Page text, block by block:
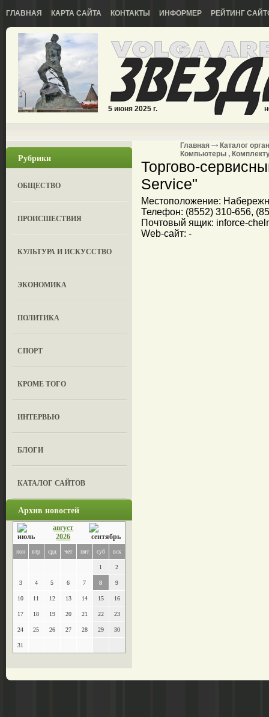
ГЛАВНАЯ КАРТА САЙТА КОНТАКТЫ ИНФОРМЕР РЕЙТИНГ
5 июня 2025 г.
Рубрики
ОБЩЕСТВО
ПРОИСШЕСТВИЯ
КУЛЬТУРА И ИСКУССТВО
ЭКОНОМИКА
ПОЛИТИКА
СПОРТ
КРОМЕ ТОГО
ИНТЕРВЬЮ
БЛОГИ
КАТАЛОГ САЙТОВ
Архив новостей
август
2026
пон втр срд чет пят суб вск
1 2
3 4 5 6 7 8 9
10 11 12 13 14 15 16
17 18 19 20 21 22 23
24 25 26 27 28 29 30
31
Главная
Каталог
Компьютеры ,
Торгово-
Service"
Местоположение:
Телефон: (8552) 310-656,
Почтовый ящик: inforce-
Web-сайт: -